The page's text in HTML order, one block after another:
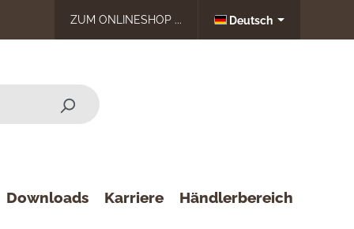
ZUM ONLINESHOP ... Deutsch
Downloads Karriere Händlerbereich